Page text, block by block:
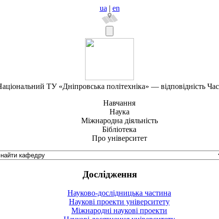
ua | en
ТУ «Дніпровська політехніка» — відповідність
Навчання
Наука
Міжнародна діяльність
Бібліотека
Про університет
Дослідження
Науково-дослідницька частина
Наукові проекти університету
Міжнародні наукові проекти